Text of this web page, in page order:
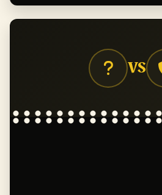
VS